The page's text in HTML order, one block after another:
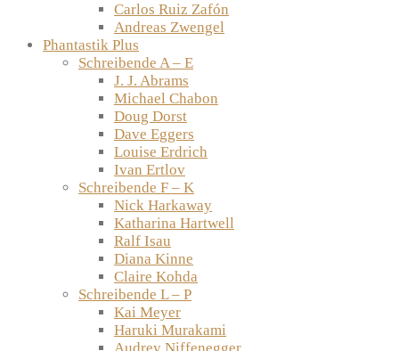
Carlos Ruiz Zafón
Andreas Zwengel
Phantastik Plus
Schreibende A – E
J. J. Abrams
Michael Chabon
Doug Dorst
Dave Eggers
Louise Erdrich
Ivan Ertlov
Schreibende F – K
Nick Harkaway
Katharina Hartwell
Ralf Isau
Diana Kinne
Claire Kohda
Schreibende L – P
Kai Meyer
Haruki Murakami